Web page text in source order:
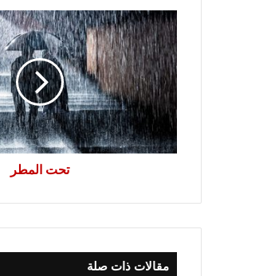
تحت
المطر
تحت المطر
مقالات ذات صلة